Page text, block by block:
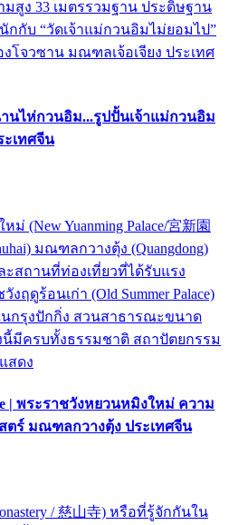
สูง 33 เมตรรวมฐาน ประดิษฐาน
กกับ “วัดเจ้าแม่กวนอิมไม่ยอมไป”
โจวซาน มณฑลเจ้อเจียง ประเทศ
านไห่กวนอิม...รูปปั้นเจ้าแม่กวนอิม
ะเทศจีน
(New Yuanming Palace/宮新園
มณฑลกวางตุ้ง (Quangdong)
ะสถานที่ท่องเที่ยวที่ได้รับแรง
ฤดูร้อนเก่า (Old Summer Palace)
กรุงปักกิ่ง สวนสาธารณะขนาด
นี้มีครบทั้งธรรมชาติ สถาปัตยกรรม
สดง
| พระราชวังหยวนหมิงใหม่ ความ
ตร์ มณฑลกวางตุ้ง ประเทศจีน
/ 慈山寺) หรือที่รู้จักกันใน